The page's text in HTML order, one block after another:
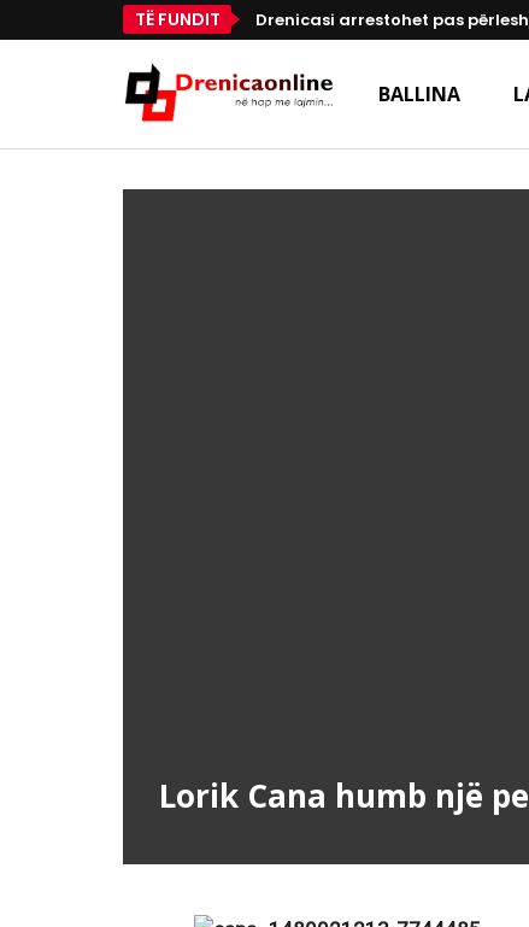
TË FUNDIT Drenicasi arrestohet pas
BALLINA
Lorik Cana humb një